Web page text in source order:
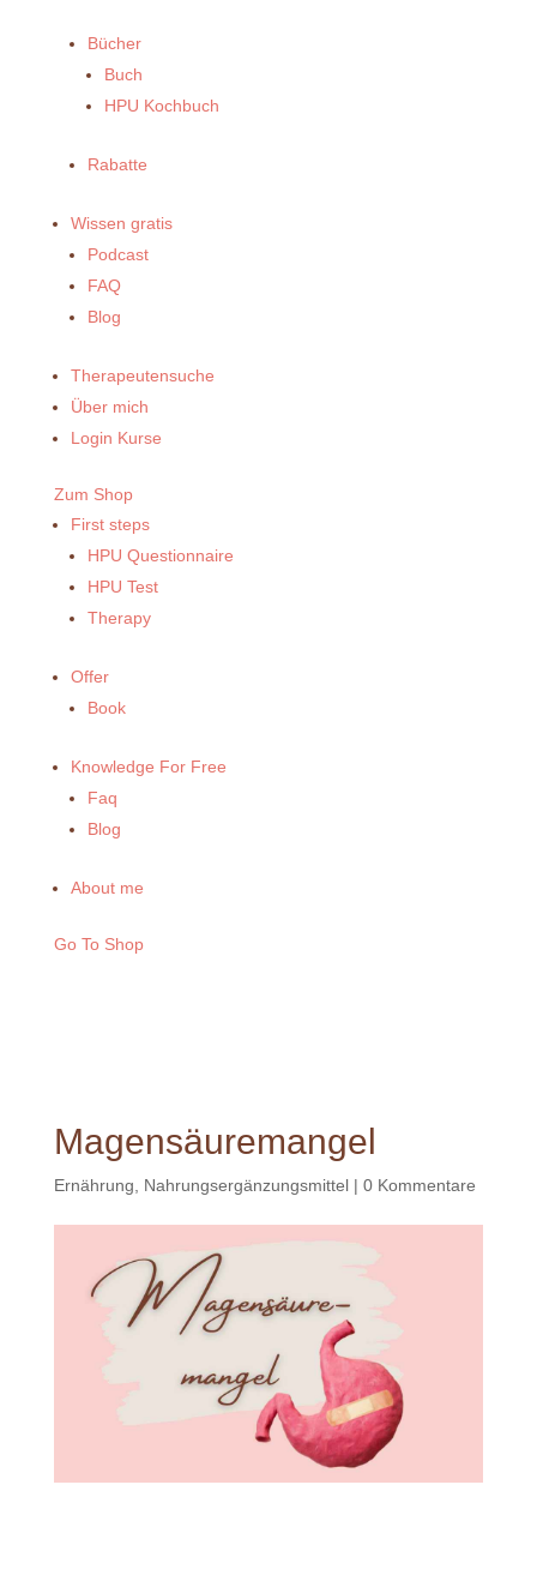
Bücher
Buch
HPU Kochbuch
Rabatte
Wissen gratis
Podcast
FAQ
Blog
Therapeutensuche
Über mich
Login Kurse
Zum Shop
First steps
HPU Questionnaire
HPU Test
Therapy
Offer
Book
Knowledge For Free
Faq
Blog
About me
Go To Shop
Magensäuremangel
Ernährung Nahrungsergänzungsmittel| 0 Kommentare